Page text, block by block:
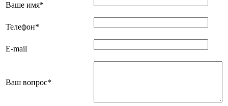
Ваше имя*
Телефон*
E-mail
Ваш вопрос*